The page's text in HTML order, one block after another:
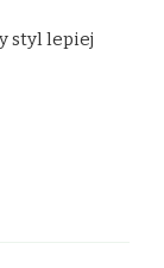
styl lepiej